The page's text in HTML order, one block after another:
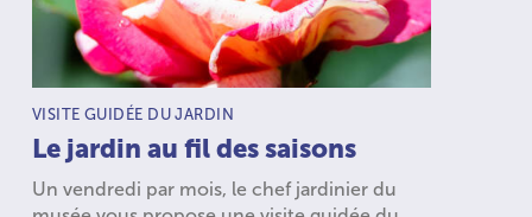
TYPE D’ACTIVITÉ :
VISITE GUIDÉE DU JARDIN
Le jardin au fil des saisons
Un vendredi par mois, le chef jardinier du